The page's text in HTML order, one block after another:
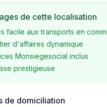
de cette localisation
facile aux transports en
d'affaires dynamique
Monsiegesocial inclus
prestigieuse
de domiciliation